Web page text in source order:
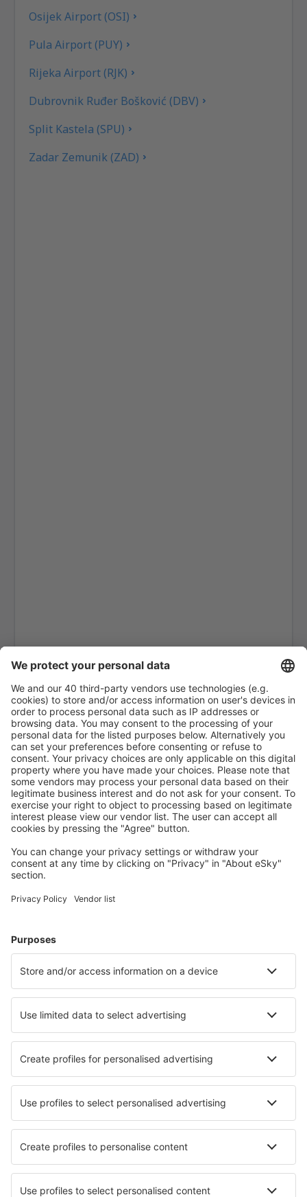
Osijek Airport (OSI)
Pula Airport (PUY)
Rijeka Airport (RJK)
Dubrovnik Ruđer Bošković (DBV)
Split Kastela (SPU)
Zadar Zemunik (ZAD)